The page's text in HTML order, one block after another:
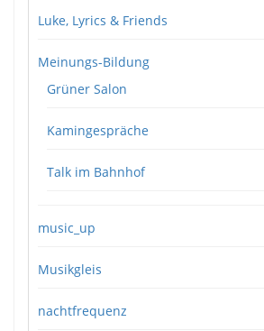
Luke, Lyrics & Friends
Meinungs-Bildung
Grüner Salon
Kamingespräche
Talk im Bahnhof
music_up
Musikgleis
nachtfrequenz